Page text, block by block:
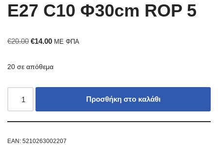
Ε27 C10 Φ30cm ROP 5
€20.00 €14.00 ΜΕ ΦΠΑ
20 σε απόθεμα
Προσθήκη στο καλάθι
EAN: 5210263002207